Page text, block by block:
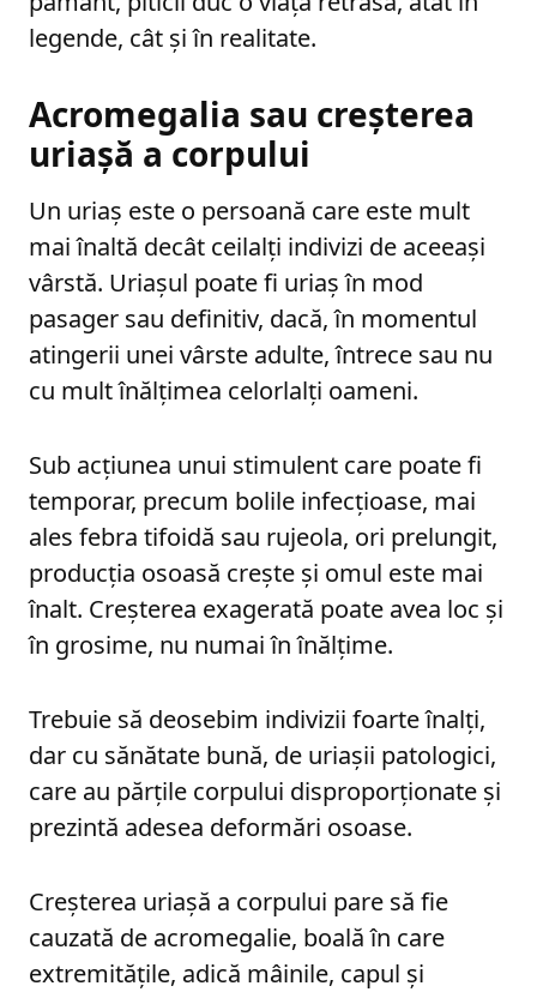
legende, cât și în realitate.
Acromegalia sau creșterea
uriașă a corpului
Un uriaș este o persoană care este mult
mai înaltă decât ceilalți indivizi de aceeași
vârstă. Uriașul poate fi uriaș în mod
pasager sau definitiv, dacă, în momentul
atingerii unei vârste adulte, întrece sau nu
cu mult înălțimea celorlalți oameni.
Sub acțiunea unui stimulent care poate fi
temporar, precum bolile infecțioase, mai
ales febra tifoidă sau rujeola, ori prelungit,
producția osoasă crește și omul este mai
înalt. Creșterea exagerată poate avea loc și
în grosime, nu numai în înălțime.
Trebuie să deosebim indivizii foarte înalți,
dar cu sănătate bună, de uriașii patologici,
care au părțile corpului disproporționate și
prezintă adesea deformări osoase.
Creșterea uriașă a corpului pare să fie
cauzată de acromegalie, boală în care
extremitățile, adică mâinile, capul și